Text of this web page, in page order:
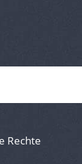
Rechte